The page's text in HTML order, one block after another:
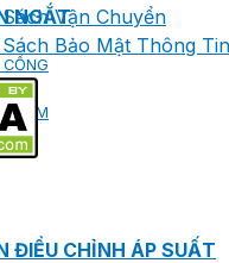
NGẮT
BƯỚM
ĐIỀU CHỈNH ÁP SUẤT
Vận Chuyển
Bảo Mật Thông Tin